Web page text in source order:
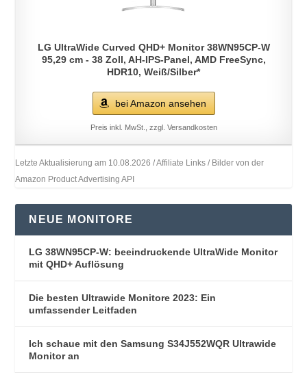
LG UltraWide Curved QHD+ Monitor 38WN95CP-W
95,29 cm - 38 Zoll, AH-IPS-Panel, AMD FreeSync,
HDR10, Weiß/Silber*
bei Amazon ansehen
Preis inkl. MwSt., zzgl. Versandkosten
Letzte Aktualisierung am 10.08.2026 / Affiliate Links / Bilder von der
Amazon Product Advertising API
NEUE MONITORE
LG 38WN95CP-W: beeindruckende UltraWide Monitor
mit QHD+ Auflösung
Die besten Ultrawide Monitore 2023: Ein
umfassender Leitfaden
Ich schaue mit den Samsung S34J552WQR Ultrawide
Monitor an